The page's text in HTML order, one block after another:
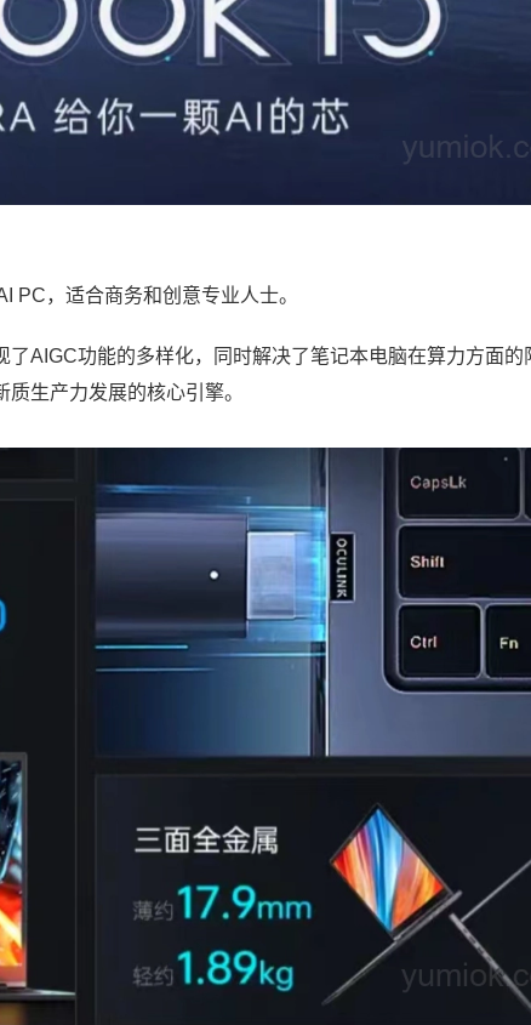
PC，适合商务和创意专业人士。
AIGC功能的多样化，同时解决了笔记本电脑在算力方面的
生产力发展的核心引擎。